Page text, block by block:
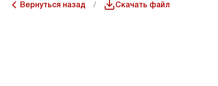
Вернуться назад Скачать файл